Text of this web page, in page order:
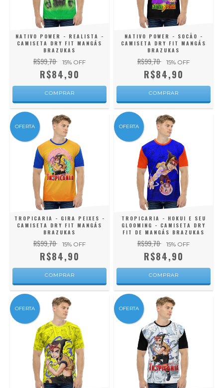
NATIVO POWER - REALISTA -
CAMISETA DRY FIT MANGÁS
BRAZUKAS
R$99,70 15% OFF
R$84,90
COMPRAR
NATIVO POWER - SOCÃO -
CAMISETA DRY FIT MANGÁS
BRAZUKAS
R$99,70 15% OFF
R$84,90
COMPRAR
OFERTA
TROPICARIA - GIRA PEIXES -
CAMISETA DRY FIT MANGÁS
BRAZUKAS
R$99,70 15% OFF
R$84,90
COMPRAR
OFERTA
TROPICARIA - HOKUI E SEU
GLOOMING - CAMISETA DRY
FIT DE MANGÁS BRAZUKAS
R$99,70 15% OFF
R$84,90
COMPRAR
OFERTA OFERTA